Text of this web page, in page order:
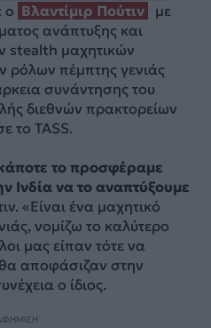
ο Βλαντίμιρ Πούτιν
με
ανάπτυξης και
stealth μαχητικών
πέμπτης γενιάς
συνάντησης του
διεθνών πρακτορείων
το TASS.
το προσφέραμε
Ινδία να το αναπτύξουμε
«Είναι ένα μαχητικό
νομίζω το καλύτερο
μας είπαν τότε να
αποφάσιζαν στην
ο ίδιος.